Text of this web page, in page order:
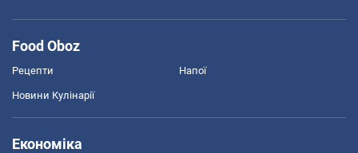
Food Oboz
Рецепти Напої
Новини Кулінарії
Економіка